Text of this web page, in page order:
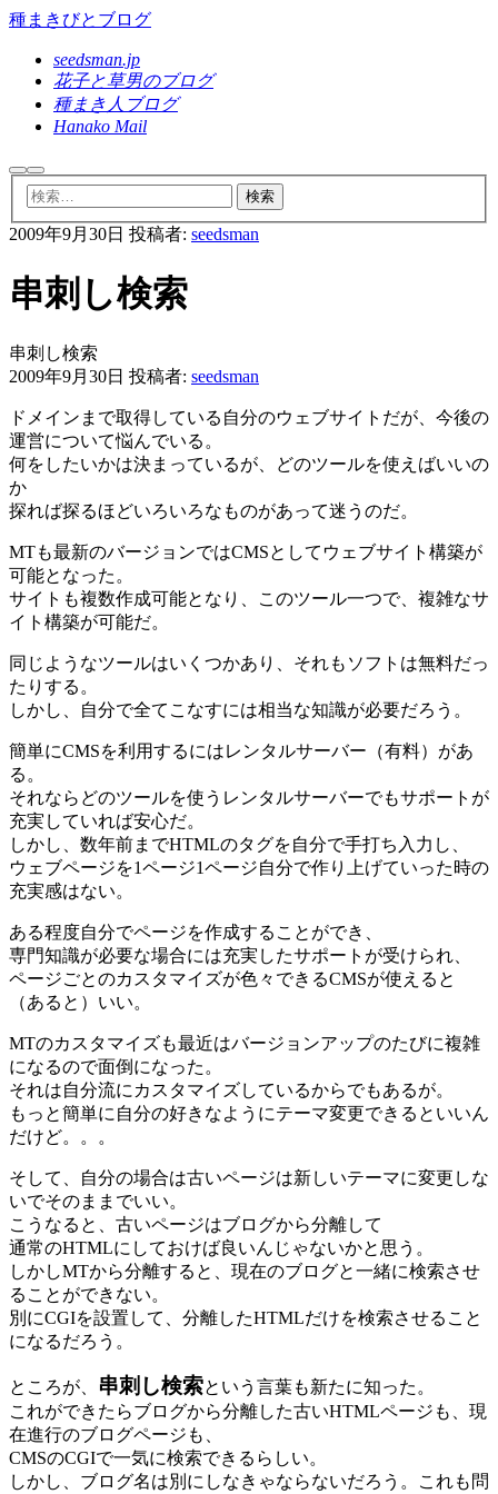
種まきびとブログ
seedsman.jp
花子と草男のブログ
種まき人ブログ
Hanako Mail
検 メ
イ
ン
メ
ュ
ー
2009年9月30日 投稿者: seedsman
串刺し検索
串刺し検索
2009年9月30日 投稿者: seedsman
ドメインまで取得している自分のウェブサイトだが、今後の
運営について悩んでいる。
何をしたいかは決まっているが、どのツールを使えばいいの
か
探れば探るほどいろいろなものがあって迷うのだ。
MTも最新のバージョンではCMSとしてウェブサイト構築が
可能となった。
サイトも複数作成可能となり、このツール一つで、複雑なサ
イト構築が可能だ。
同じようなツールはいくつかあり、それもソフトは無料だっ
たりする。
しかし、自分で全てこなすには相当な知識が必要だろう。
簡単にCMSを利用するにはレンタルサーバー（有料）があ
る。
それならどのツールを使うレンタルサーバーでもサポートが
充実していれば安心だ。
しかし、数年前までHTMLのタグを自分で手打ち入力し、
ウェブページを1ページ1ページ自分で作り上げていった時の
充実感はない。
ある程度自分でページを作成することができ、
専門知識が必要な場合には充実したサポートが受けられ、
ページごとのカスタマイズが色々できるCMSが使えると
（あると）いい。
MTのカスタマイズも最近はバージョンアップのたびに複雑
になるので面倒になった。
それは自分流にカスタマイズしているからでもあるが。
もっと簡単に自分の好きなようにテーマ変更できるといいん
だけど。。。
そして、自分の場合は古いページは新しいテーマに変更しな
いでそのままでいい。
こうなると、古いページはブログから分離して
通常のHTMLにしておけば良いんじゃないかと思う。
しかしMTから分離すると、現在のブログと一緒に検索させ
ることができない。
別にCGIを設置して、分離したHTMLだけを検索させること
になるだろう。
ところが、 串刺し検索という言葉も新たに知った。
これができたらブログから分離した古いHTMLページも、現
在進行のブログページも、
CMSのCGIで一気に検索できるらしい。
しかし、ブログ名は別にしなきゃならないだろう。これも問